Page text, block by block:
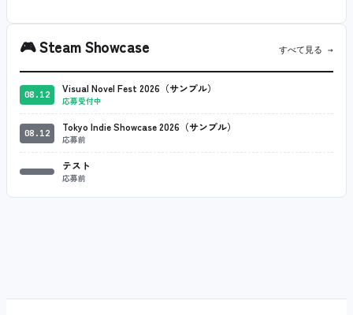
🎮Steam Showcase すべて見る →
08.12 Visual Novel Fest 2026（サンプル）
応募受付中
08.12 Tokyo Indie Showcase 2026（サンプル）
応募前
テスト
応募前